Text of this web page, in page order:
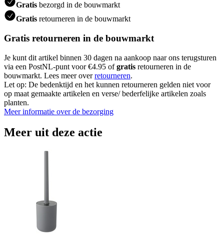
Gratis bezorgd in de bouwmarkt
Gratis retourneren in de bouwmarkt
Gratis retourneren in de bouwmarkt
Je kunt dit artikel binnen 30 dagen na aankoop naar ons terugsturen
via een PostNL-punt voor €4.95 ofgratis retourneren in de
bouwmarkt. Lees meer overretourneren.
Let op: De bedenktijd en het kunnen retourneren gelden niet voor
op maat gemaakte artikelen en verse/ bederfelijke artikelen zoals
planten.
Meer informatie over de bezorging
Meer uit deze actie